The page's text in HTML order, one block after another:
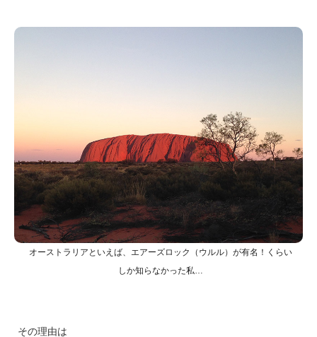
オーストラリアといえば、エアーズロック（ウルル）が有名！くらい
しか知らなかった私…
その理由は